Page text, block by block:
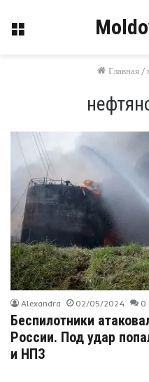
Меню
Главная /
Alexandra 02/05/2024 0
Беспилотники
России. Под удар
и НПЗ